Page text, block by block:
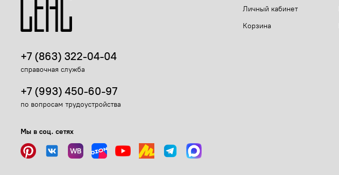
Личный кабинет
Корзина
+7 (863) 322-04-04
справочная служба
+7 (993) 450-60-97
по вопросам трудоустройства
Мы в соц. сетях